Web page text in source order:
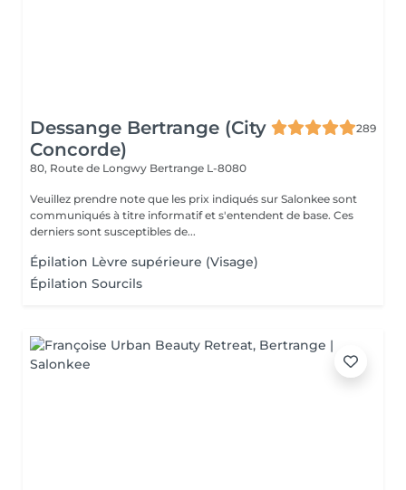
Dessange Bertrange (City
Concorde)
289
80, Route de Longwy Bertrange L-8080
Veuillez prendre note que les prix indiqués sur Salonkee sont
communiqués à titre informatif et s'entendent de base. Ces
derniers sont susceptibles de...
Épilation Lèvre supérieure (Visage)
Épilation Sourcils